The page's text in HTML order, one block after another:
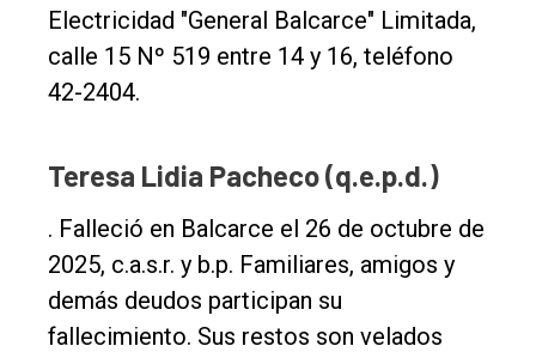
El
único
DIARIO
Electricidad "General Balcarce" Limitada,
calle 15 Nº 519 entre 14 y 16, teléfono
42-2404.
Teresa Lidia Pacheco (q.e.p.d.)
. Falleció en Balcarce el 26 de octubre de
2025, c.a.s.r. y b.p. Familiares, amigos y
demás deudos participan su
fallecimiento. Sus restos son velados